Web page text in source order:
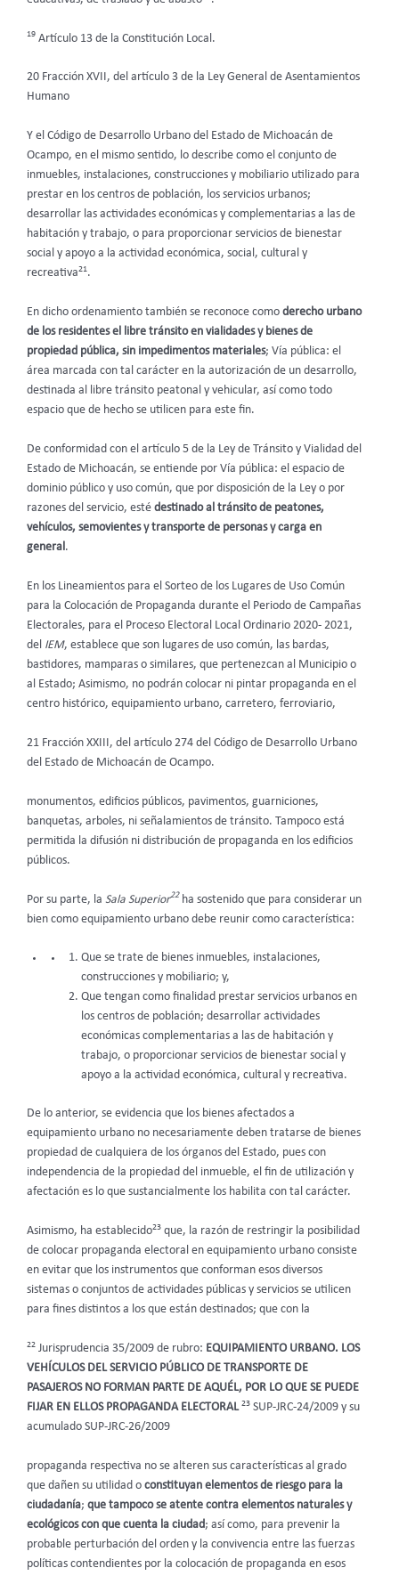
19 Artículo 13 de la Constitución Local.
20 Fracción XVII, del artículo 3 de la Ley General de Asentamientos
Humano
Y el Código de Desarrollo Urbano del Estado de Michoacán de
Ocampo, en el mismo sentido, lo describe como el conjunto de
inmuebles, instalaciones, construcciones y mobiliario utilizado para
prestar en los centros de población, los servicios urbanos;
desarrollar las actividades económicas y complementarias a las de
habitación y trabajo, o para proporcionar servicios de bienestar
social y apoyo a la actividad económica, social, cultural y
recreativa21.
En dicho ordenamiento también se reconoce como derecho urbano
de los residentes el libre tránsito en vialidades y bienes de
propiedad pública, sin impedimentos materiales; Vía pública: el
área marcada con tal carácter en la autorización de un desarrollo,
destinada al libre tránsito peatonal y vehicular, así como todo
espacio que de hecho se utilicen para este fin.
De conformidad con el artículo 5 de la Ley de Tránsito y Vialidad del
Estado de Michoacán, se entiende por Vía pública: el espacio de
dominio público y uso común, que por disposición de la Ley o por
razones del servicio, esté destinado al tránsito de peatones,
vehículos, semovientes y transporte de personas y carga en
general .
En los Lineamientos para el Sorteo de los Lugares de Uso Común
para la Colocación de Propaganda durante el Periodo de Campañas
Electorales, para el Proceso Electoral Local Ordinario 2020- 2021,
del IEM, establece que son lugares de uso común, las bardas,
bastidores, mamparas o similares, que pertenezcan al Municipio o
al Estado; Asimismo, no podrán colocar ni pintar propaganda en el
centro histórico, equipamiento urbano, carretero, ferroviario,
21 Fracción XXIII, del artículo 274 del Código de Desarrollo Urbano
del Estado de Michoacán de Ocampo.
monumentos, edificios públicos, pavimentos, guarniciones,
banquetas, arboles, ni señalamientos de tránsito. Tampoco está
permitida la difusión ni distribución de propaganda en los edificios
públicos.
Por su parte, la Sala Superior22 ha sostenido que para considerar un
bien como equipamiento urbano debe reunir como característica:
Que se trate de bienes inmuebles, instalaciones,
construcciones y mobiliario; y,
Que tengan como finalidad prestar servicios urbanos en
los centros de población; desarrollar actividades
económicas complementarias a las de habitación y
trabajo, o proporcionar servicios de bienestar social y
apoyo a la actividad económica, cultural y recreativa.
De lo anterior, se evidencia que los bienes afectados a
equipamiento urbano no necesariamente deben tratarse de bienes
propiedad de cualquiera de los órganos del Estado, pues con
independencia de la propiedad del inmueble, el fin de utilización y
afectación es lo que sustancialmente los habilita con tal carácter.
Asimismo, ha establecido23 que, la razón de restringir la posibilidad
de colocar propaganda electoral en equipamiento urbano consiste
en evitar que los instrumentos que conforman esos diversos
sistemas o conjuntos de actividades públicas y servicios se utilicen
para fines distintos a los que están destinados; que con la
22 Jurisprudencia 35/2009 de rubro: EQUIPAMIENTO URBANO. LOS
VEHÍCULOS DEL SERVICIO PÚBLICO DE TRANSPORTE DE
PASAJEROS NO FORMAN PARTE DE AQUÉL, POR LO QUE SE PUEDE
FIJAR EN ELLOS PROPAGANDA ELECTORAL23 SUP-JRC-24/2009 y su
acumulado SUP-JRC-26/2009
propaganda respectiva no se alteren sus características al grado
que dañen su utilidad o constituyan elementos de riesgo para la
ciudadanía; que tampoco se atente contra elementos naturales y
ecológicos con que cuenta la ciudad; así como, para prevenir la
probable perturbación del orden y la convivencia entre las fuerzas
políticas contendientes por la colocación de propaganda en esos